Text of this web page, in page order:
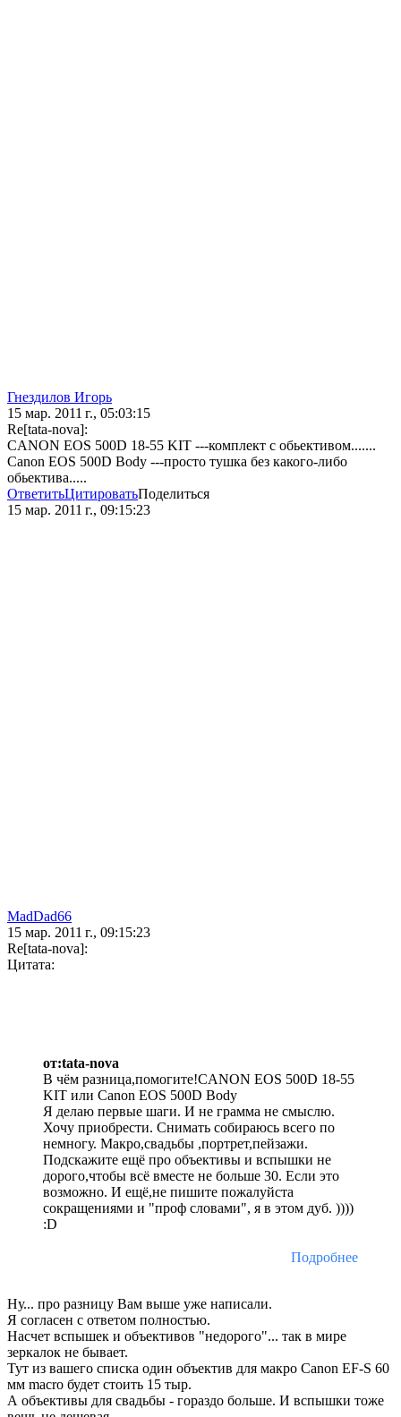
Гнездилов Игорь
15 мар. 2011 г., 05:03:15
Re[tata-nova]:
CANON EOS 500D 18-55 KIT ---комплект с обьективом.......
Canon EOS 500D Body ---просто тушка без какого-либо
обьектива.....
ОтветитьЦитироватьПоделиться
15 мар. 2011 г., 09:15:23
MadDad66
15 мар. 2011 г., 09:15:23
Re[tata-nova]:
Цитата:
от:tata-nova
В чём разница,помогите!CANON EOS 500D 18-55
KIT или Canon EOS 500D Body
Я делаю первые шаги. И не грамма не смыслю.
Хочу приобрести. Снимать собираюсь всего по
немногу. Макро,свадьбы ,портрет,пейзажи.
Подскажите ещё про объективы и вспышки не
дорого,чтобы всё вместе не больше 30. Если это
возможно. И ещё,не пишите пожалуйста
сокращениями и "проф словами", я в этом дуб. ))))
:D
Подробнее
Ну... про разницу Вам выше уже написали.
Я согласен с ответом полностью.
Насчет вспышек и объективов "недорого"... так в мире
зеркалок не бывает.
Тут из вашего списка один объектив для макро Сanon EF-S 60
мм macro будет стоить 15 тыр.
А объективы для свадьбы - гораздо больше. И вспышки тоже